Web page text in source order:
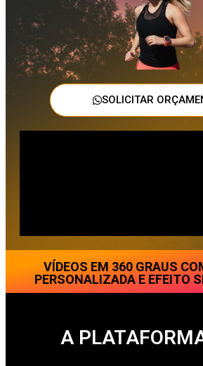
SOLICITAR
VÍDEOS EM 360 GRAUS
PERSONALIZADA E EFEITO
A